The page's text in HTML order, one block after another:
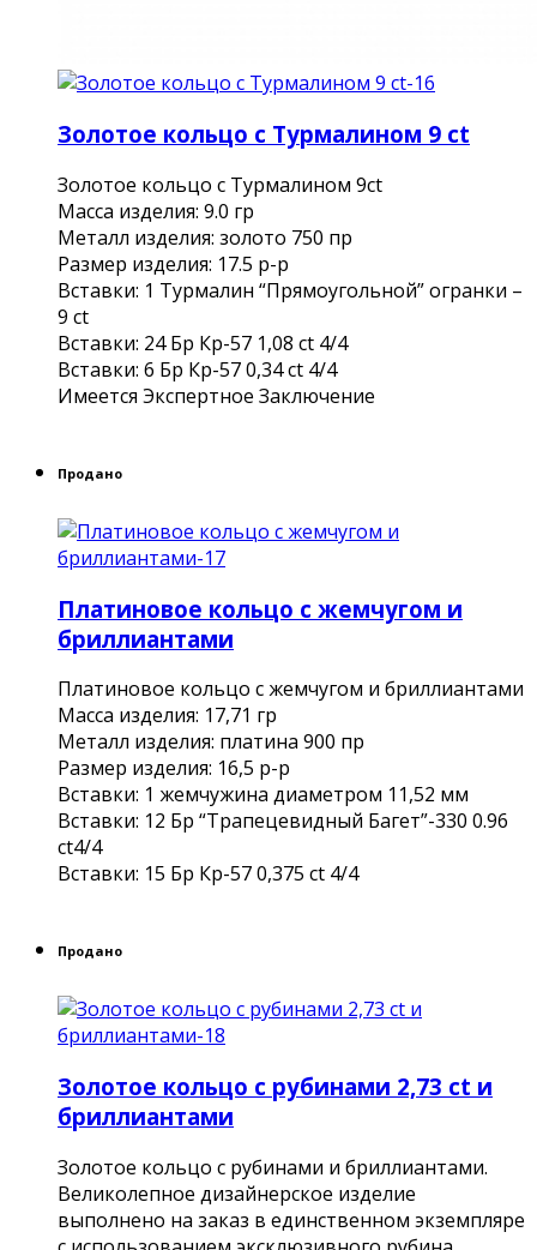
Золотое кольцо с Турмалином 9 ct
Золотое кольцо с Турмалином 9ct
Масса изделия: 9.0 гр
Металл изделия: золото 750 пр
Размер изделия: 17.5 р-р
Вставки: 1 Турмалин “Прямоугольной” огранки –
9 ct
Вставки: 24 Бр Кр-57 1,08 ct 4/4
Вставки: 6 Бр Кр-57 0,34 ct 4/4
Имеется Экспертное Заключение
Продано
Платиновое кольцо с жемчугом и
бриллиантами
Платиновое кольцо с жемчугом и бриллиантами
Масса изделия: 17,71 гр
Металл изделия: платина 900 пр
Размер изделия: 16,5 р-р
Вставки: 1 жемчужина диаметром 11,52 мм
Вставки: 12 Бр “Трапецевидный Багет”-330 0.96
ct4/4
Вставки: 15 Бр Кр-57 0,375 ct 4/4
Продано
Золотое кольцо с рубинами 2,73 ct и
бриллиантами
Золотое кольцо с рубинами и бриллиантами.
Великолепное дизайнерское изделие
выполнено на заказ в единственном экземпляре